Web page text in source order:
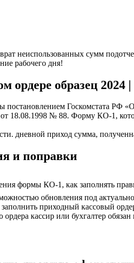
неиспользованных сумм
рабочего дня!
ордере образец 2024
постановлением Госкомстата
18.08.1998 № 88. Форму КО-1,
дневной приход сумма,
и поправки
формы КО-1, как заполнять
обновления под
приходный кассовый
кассир или бухгалтер